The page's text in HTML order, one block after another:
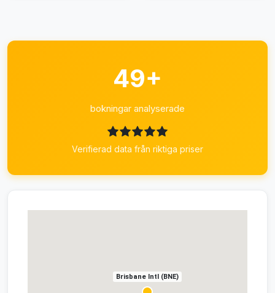
49+
bokningar analyserade
Verifierad data från riktiga priser
Brisbane Intl (BNE)